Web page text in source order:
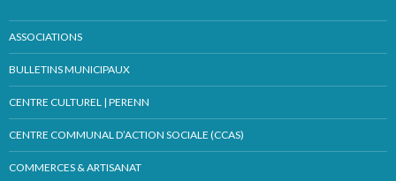
ASSOCIATIONS
BULLETINS MUNICIPAUX
CENTRE CULTUREL | PERENN
CENTRE COMMUNAL D’ACTION SOCIALE (CCAS)
COMMERCES & ARTISANAT